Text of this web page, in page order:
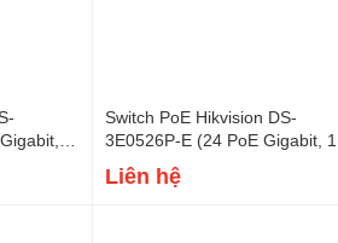
2
Switch PoE Hikvision DS-
3E0526P-E (24 PoE Gigabit, 1
uplink Gigabit, 1 SFP, 370W)
Liên hệ